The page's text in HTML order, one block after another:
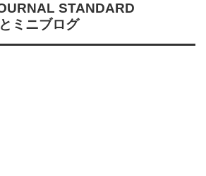
STANDARD
ミニブログ